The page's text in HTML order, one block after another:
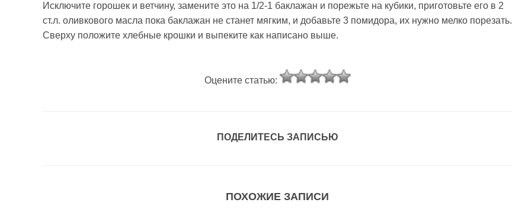
Исключите горошек и ветчину, замените это на 1/2-1 баклажан и порежьте на кубики, приготовьте его в 2
ст.л. оливкового масла пока баклажан не станет мягким, и добавьте 3 помидора, их нужно мелко порезать.
Сверху положите хлебные крошки и выпеките как написано выше.
Оцените статью:
ПОДЕЛИТЕСЬ ЗАПИСЬЮ
ПОХОЖИЕ ЗАПИСИ